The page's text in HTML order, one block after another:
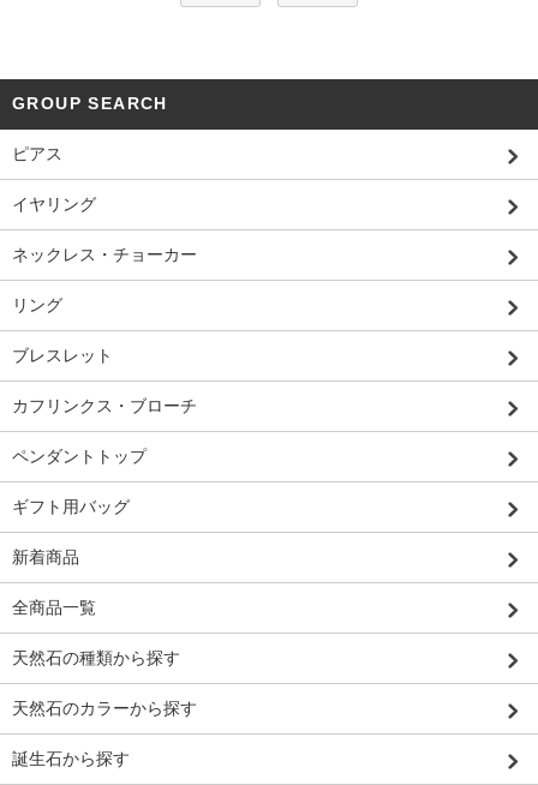
GROUP SEARCH
ピアス
イヤリング
ネックレス・チョーカー
リング
ブレスレット
カフリンクス・ブローチ
ペンダントトップ
ギフト用バッグ
新着商品
全商品一覧
天然石の種類から探す
天然石のカラーから探す
誕生石から探す